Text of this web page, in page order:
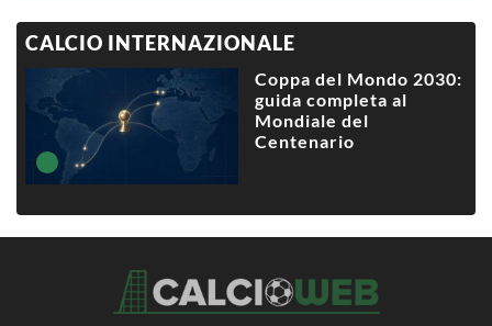
CALCIO INTERNAZIONALE
Coppa del Mondo 2030:
guida completa al
Mondiale del
Centenario